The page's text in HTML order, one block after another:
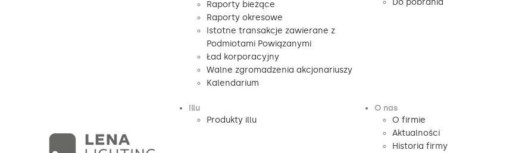
Raporty bieżące
Raporty okresowe
Istotne transakcje zawierane z
Podmiotami Powiązanymi
Ład korporacyjny
Walne zgromadzenia akcjonariuszy
Kalendarium
Do pobrania
illu
Produkty illu
O nas
O firmie
Aktualności
Historia firmy